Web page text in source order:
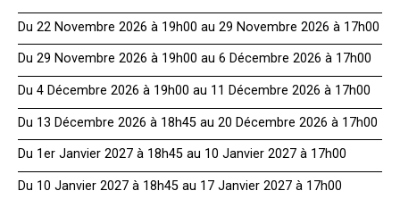
Du 22 Novembre 2026 à 19h00 au 29 Novembre 2026 à 17h00
Du 29 Novembre 2026 à 19h00 au 6 Décembre 2026 à 17h00
Du 4 Décembre 2026 à 19h00 au 11 Décembre 2026 à 17h00
Du 13 Décembre 2026 à 18h45 au 20 Décembre 2026 à 17h00
Du 1er Janvier 2027 à 18h45 au 10 Janvier 2027 à 17h00
Du 10 Janvier 2027 à 18h45 au 17 Janvier 2027 à 17h00